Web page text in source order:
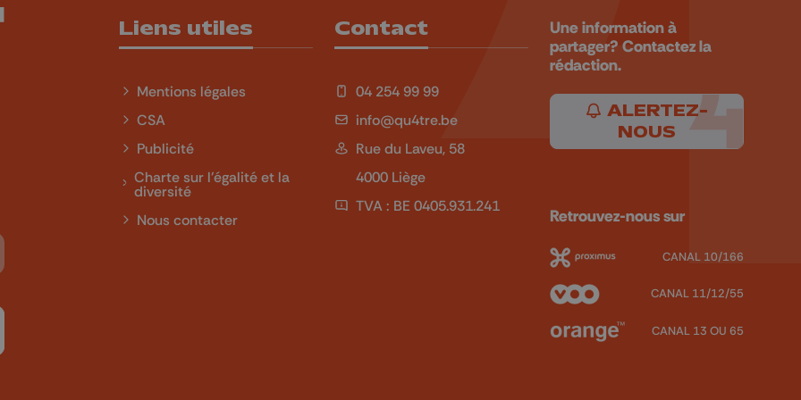
LinkedIn
nous sur Twitch
Liens utiles
Mentions légales
CSA
Publicité
Charte sur l'égalité et la
diversité
Nous contacter
Contact
04 254 99 99
info@qu4tre.be
Rue du Laveu, 58
4000 Liège
TVA : BE 0405.931.241
Une information à
partager? Contactez la
rédaction.
ALERTEZ-
NOUS
Retrouvez-nous sur
CANAL 10/166
CANAL 11/12/55
CANAL 13 OU 65